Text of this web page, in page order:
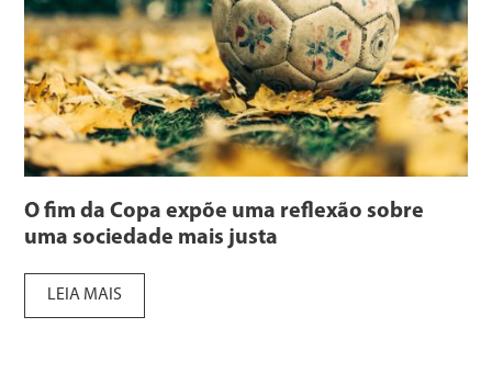
O fim da Copa expõe uma reflexão sobre
uma sociedade mais justa
LEIA MAIS